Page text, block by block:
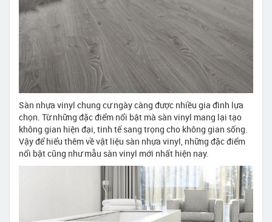
Sàn nhựa vinyl chung cư ngày càng được nhiều gia đình lựa
chọn. Từ những đặc điểm nổi bật mà sàn vinyl mang lại tạo
không gian hiện đại, tinh tế sang trọng cho không gian sống.
Vậy để hiểu thêm về vật liệu sàn nhựa vinyl, những đặc điểm
nổi bật cũng như mẫu sàn vinyl mới nhất hiện nay.